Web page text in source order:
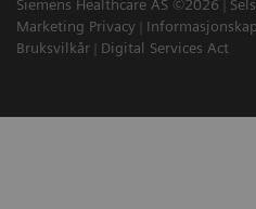
Siemens Healthcare AS ©2026
Marketing Privacy
Bruksvilkår
Digital Services Act